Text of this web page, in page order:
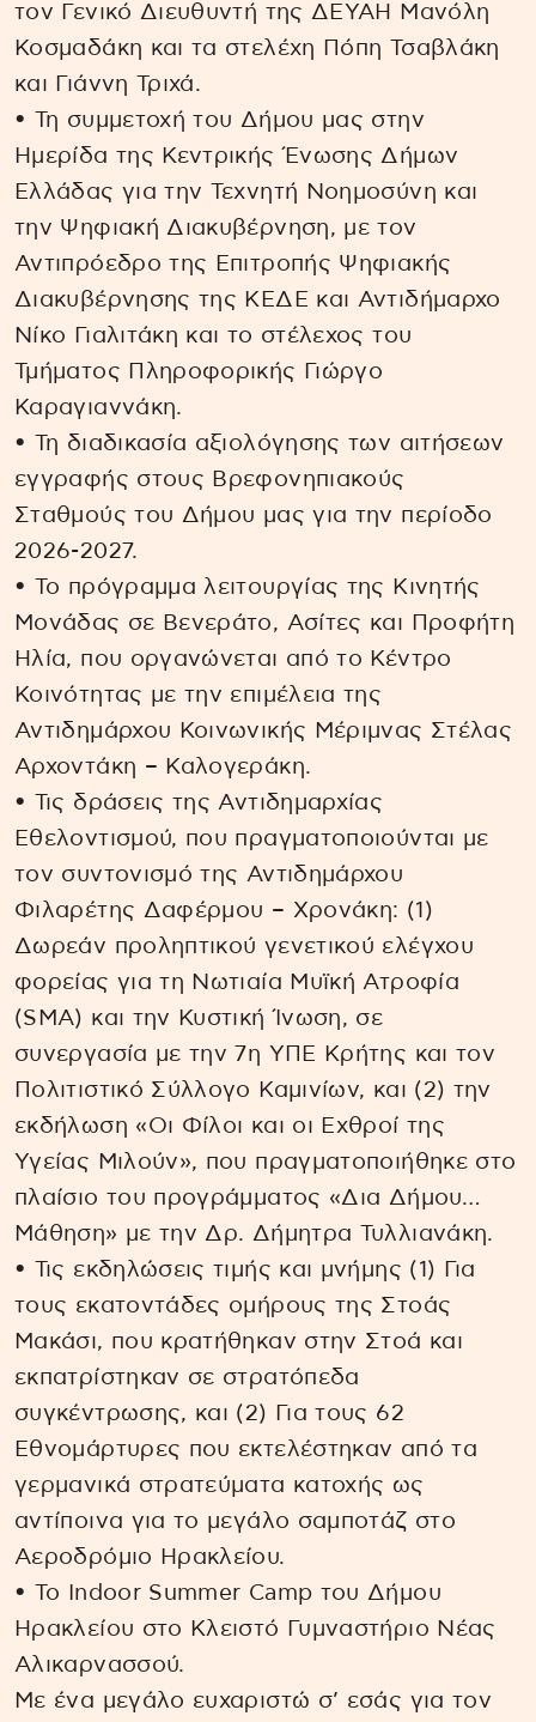
τον Γενικό Διευθυντή της ΔΕΥΑΗ Μανόλη
Κοσμαδάκη και τα στελέχη Πόπη Τσαβλάκη
και Γιάννη Τριχά.
• Τη συμμετοχή του Δήμου μας στην
Ημερίδα της Κεντρικής Ένωσης Δήμων
Ελλάδας για την Τεχνητή Νοημοσύνη και
την Ψηφιακή Διακυβέρνηση, με τον
Αντιπρόεδρο της Επιτροπής Ψηφιακής
Διακυβέρνησης της ΚΕΔΕ και Αντιδήμαρχο
Νίκο Γιαλιτάκη και το στέλεχος του
Τμήματος Πληροφορικής Γιώργο
Καραγιαννάκη.
• Τη διαδικασία αξιολόγησης των αιτήσεων
εγγραφής στους Βρεφονηπιακούς
Σταθμούς του Δήμου μας για την περίοδο
2026-2027.
• Το πρόγραμμα λειτουργίας της Κινητής
Μονάδας σε Βενεράτο, Ασίτες και Προφήτη
Ηλία, που οργανώνεται από το Κέντρο
Κοινότητας με την επιμέλεια της
Αντιδημάρχου Κοινωνικής Μέριμνας Στέλας
Αρχοντάκη – Καλογεράκη.
• Τις δράσεις της Αντιδημαρχίας
Εθελοντισμού, που πραγματοποιούνται με
τον συντονισμό της Αντιδημάρχου
Φιλαρέτης Δαφέρμου – Χρονάκη: (1)
Δωρεάν προληπτικού γενετικού ελέγχου
φορείας για τη Νωτιαία Μυϊκή Ατροφία
(SMA) και την Κυστική Ίνωση, σε
συνεργασία με την 7η ΥΠΕ Κρήτης και τον
Πολιτιστικό Σύλλογο Καμινίων, και (2) την
εκδήλωση «Οι Φίλοι και οι Εχθροί της
Υγείας Μιλούν», που πραγματοποιήθηκε στο
πλαίσιο του προγράμματος «Δια Δήμου…
Μάθηση» με την Δρ. Δήμητρα Τυλλιανάκη.
• Τις εκδηλώσεις τιμής και μνήμης (1) Για
τους εκατοντάδες ομήρους της Στοάς
Μακάσι, που κρατήθηκαν στην Στοά και
εκπατρίστηκαν σε στρατόπεδα
συγκέντρωσης, και (2) Για τους 62
Εθνομάρτυρες που εκτελέστηκαν από τα
γερμανικά στρατεύματα κατοχής ως
αντίποινα για το μεγάλο σαμποτάζ στο
Αεροδρόμιο Ηρακλείου.
• Το Indoor Summer Camp του Δήμου
Ηρακλείου στο Κλειστό Γυμναστήριο Νέας
Αλικαρνασσού.
Με ένα μεγάλο ευχαριστώ σ’ εσάς για τον